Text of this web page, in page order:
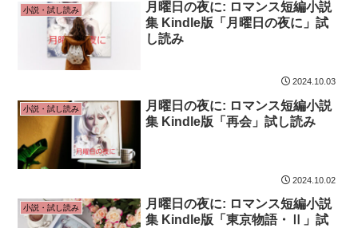
小説・試し読み
月曜日の夜に: ロマンス短編小説
集 Kindle版「月曜日の夜に」試
し読み
2024.10.03
小説・試し読み
月曜日の夜に: ロマンス短編小説
集 Kindle版「再会」試し読み
2024.10.02
小説・試し読み
月曜日の夜に: ロマンス短編小説
集 Kindle版「東京物語・Ⅱ」試